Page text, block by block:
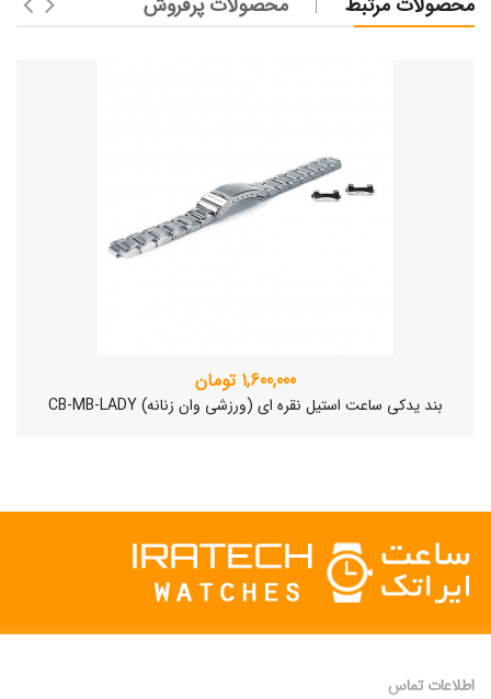
1,600,000 تومان
بند یدکی ساعت استیل نقره ای (ورزشی وان زنانه) CB-MB-LADY
اطلاعات تماس